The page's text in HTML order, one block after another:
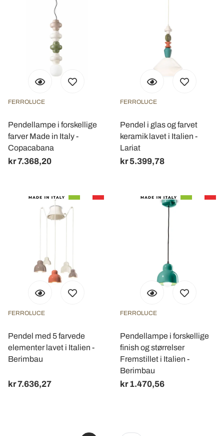
FERROLUCE
Pendellampe i forskellige
farver Made in Italy -
Copacabana
kr 7.368,20
FERROLUCE
Pendel i glas og farvet
keramik lavet i Italien -
Lariat
kr 5.399,78
FERROLUCE
Pendel med 5 farvede
elementer lavet i Italien -
Berimbau
kr 7.636,27
FERROLUCE
Pendellampe i forskellige
finish og størrelser
Fremstillet i Italien -
Berimbau
kr 1.470,56